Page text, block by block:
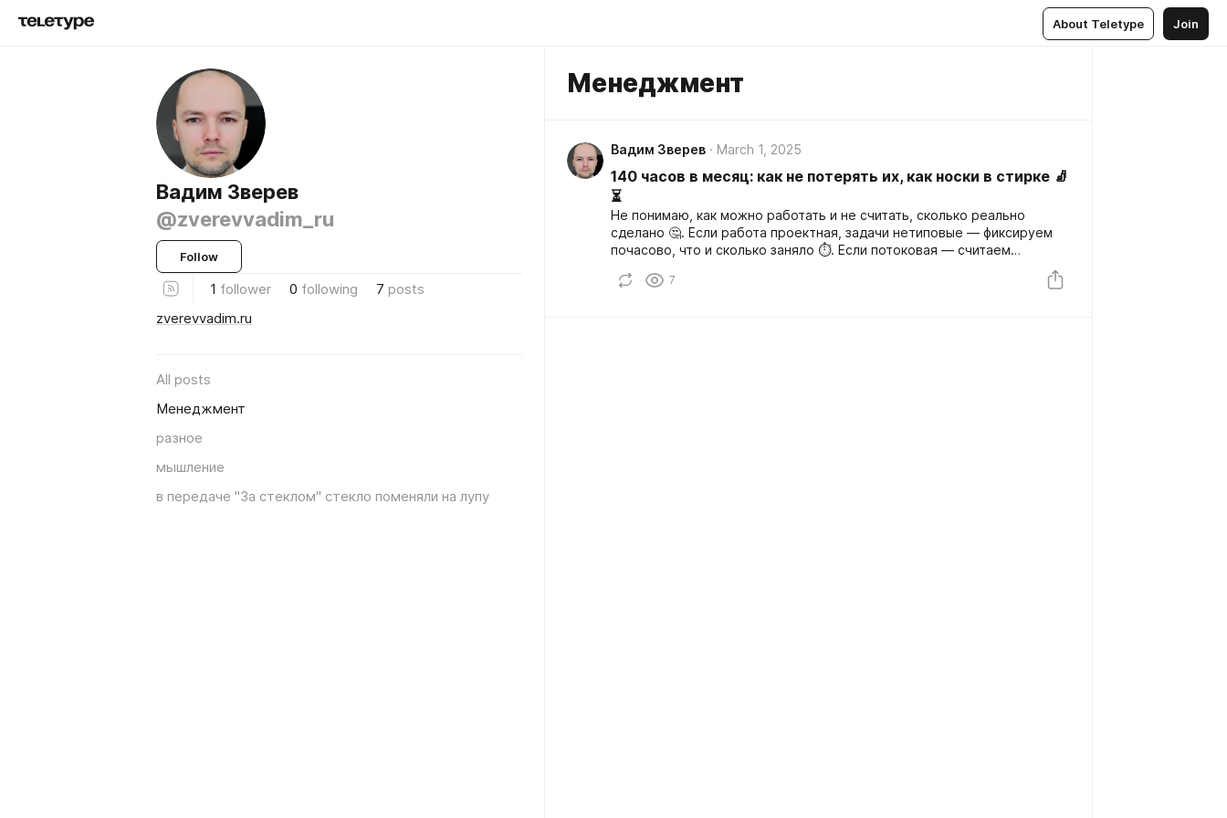
About Teletype Join
Вадим Зверев
@zverevvadim_ru
Follow
1 follower 0 following 7 posts
zverevvadim.ru
All posts
Менеджмент
разное
мышление
в передаче "За стеклом" стекло поменяли на лупу
Менеджмент
Вадим Зверев March 1, 2025
140 часов в месяц: как не потерять их, как носки в стирке 🧦
⏳
Не понимаю, как можно работать и не считать, сколько реально
сделано 🤔. Если работа проектная, задачи нетиповые — фиксируем
почасово, что и сколько заняло ⏱️. Если потоковая — считаем
7